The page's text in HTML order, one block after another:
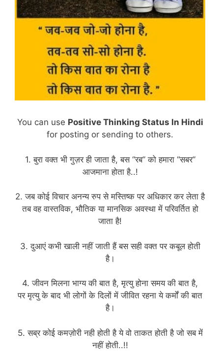
You can use Positive Thinking Status In Hindi
for posting or sending to others.
1. बुरा वक्त भी गुज़र ही जाता है, बस “रब” को हमारा “सबर”
आजमाना होता है..!
2. जब कोई विचार अनन्य रुप से मस्तिष्क पर अधिकार कर लेता है
तब वह वास्तविक, भौतिक या मानसिक अवस्था में परिवर्तित हो
जाता है!
3. दुआएं कभी खाली नहीं जाती हैं बस सही वक्त पर कबूल होती
है।
4. जीवन मिलना भाग्य की बात है, मृत्यु होना समय की बात है,
पर मृत्यु के बाद भी लोगों के दिलों में जीवित रहना ये कर्मों की बात
है।
5. सब्र कोई कमज़ोरी नही होती है ये वो ताकत होती है जो सब में
नहीं होती..!!